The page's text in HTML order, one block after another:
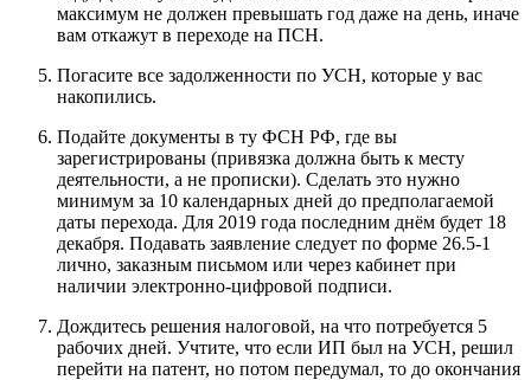
максимум не должен превышать год даже на день, иначе
вам откажут в переходе на ПСН.
Погасите все задолженности по УСН, которые у вас
накопились.
Подайте документы в ту ФСН РФ, где вы
зарегистрированы (привязка должна быть к месту
деятельности, а не прописки). Сделать это нужно
минимум за 10 календарных дней до предполагаемой
даты перехода. Для 2019 года последним днём будет 18
декабря. Подавать заявление следует по форме 26.5-1
лично, заказным письмом или через кабинет при
наличии электронно-цифровой подписи.
Дождитесь решения налоговой, на что потребуется 5
рабочих дней. Учтите, что если ИП был на УСН, решил
перейти на патент, но потом передумал, то до окончания